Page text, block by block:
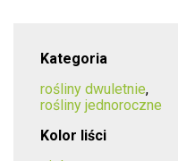
Kategoria
rośliny dwuletnie,
rośliny jednoroczne
Kolor liści